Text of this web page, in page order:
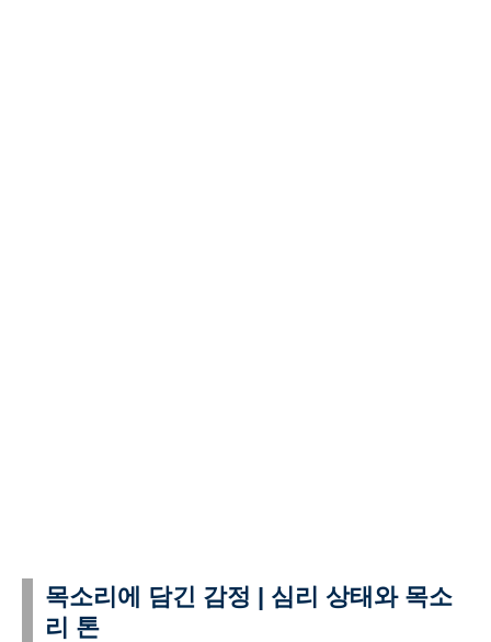
목소리에 담긴 감정 | 심리 상태와 목소
리 톤